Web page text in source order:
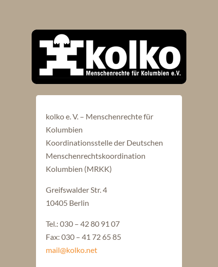
kolko e. V. – Menschenrechte für
Kolumbien
Koordinationsstelle der Deutschen
Menschenrechtskoordination
Kolumbien (MRKK)
Greifswalder Str. 4
10405 Berlin
Tel.: 030 – 42 80 91 07
Fax: 030 – 41 72 65 85
mail@kolko.net